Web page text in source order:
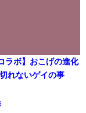
ラボ】おこげの進化
れないゲイの事